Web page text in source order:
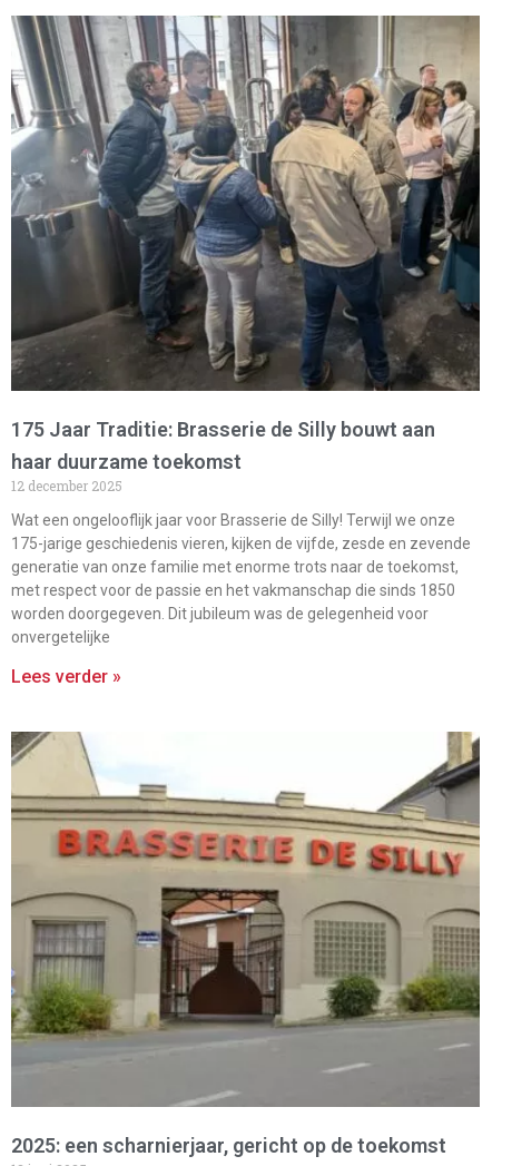
175 Jaar Traditie: Brasserie de Silly bouwt aan
haar duurzame toekomst
12 december 2025
Wat een ongelooflijk jaar voor Brasserie de Silly! Terwijl we onze
175-jarige geschiedenis vieren, kijken de vijfde, zesde en zevende
generatie van onze familie met enorme trots naar de toekomst,
met respect voor de passie en het vakmanschap die sinds 1850
worden doorgegeven. Dit jubileum was de gelegenheid voor
onvergetelijke
Lees verder »
2025: een scharnierjaar, gericht op de toekomst